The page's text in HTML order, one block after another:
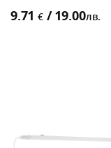
9.71 € / 19.00лв.